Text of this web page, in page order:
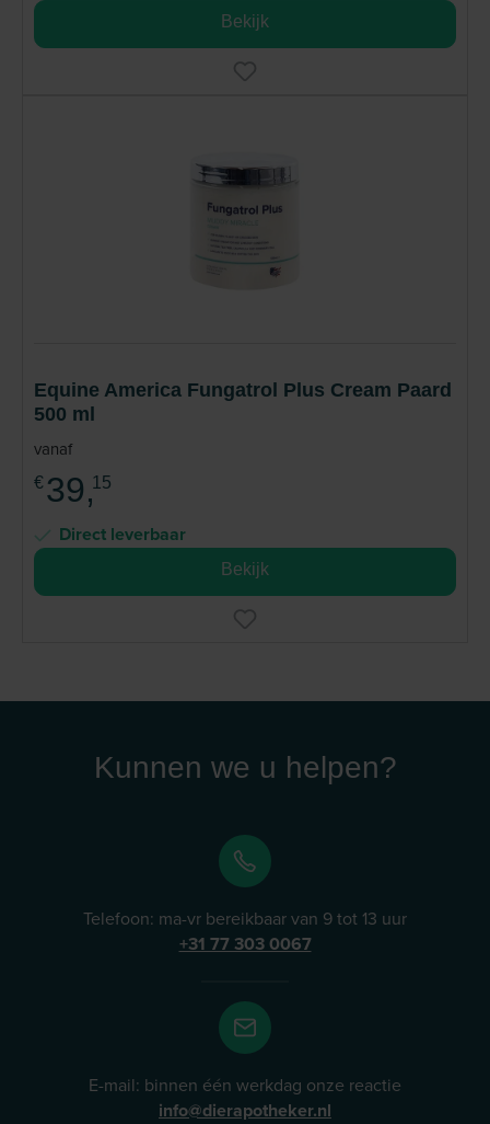
Bekijk
Equine America Fungatrol Plus Cream Paard
500 ml
vanaf
€ 39,15
Direct leverbaar
Bekijk
Kunnen we u helpen?
Telefoon: ma-vr bereikbaar van 9 tot 13 uur
+31 77 303 0067
E-mail: binnen één werkdag onze reactie
info@dierapotheker.nl